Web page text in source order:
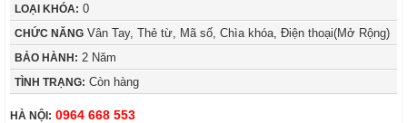
LOẠI KHÓA: 0
CHỨC NĂNG Vân Tay, Thẻ từ, Mã số, Chìa khóa, Điện thoại(Mở Rộng)
BẢO HÀNH: 2 Năm
TÌNH TRẠNG: Còn hàng
HÀ NỘI: 0964 668 553